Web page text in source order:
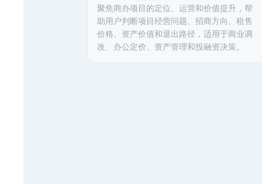
价格、资产价值和退出路径，适用于商业调
改、办公定价、资产管理和投融资决策。